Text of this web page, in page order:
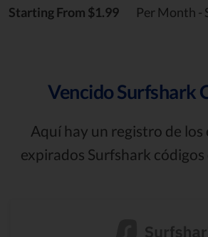
Starting From $1.99 Per Month -
Vencido Surfshark
Aquí hay un registro de
expirados Surfshark códigos